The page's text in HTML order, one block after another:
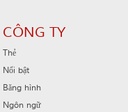
CÔNG TY
Thẻ
Nổi bật
Băng hình
Ngôn ngữ